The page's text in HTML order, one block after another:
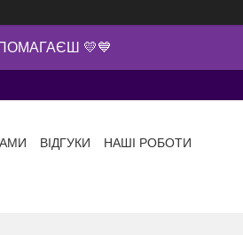
💛💙
ВІДГУКИ
НАШІ РОБОТИ